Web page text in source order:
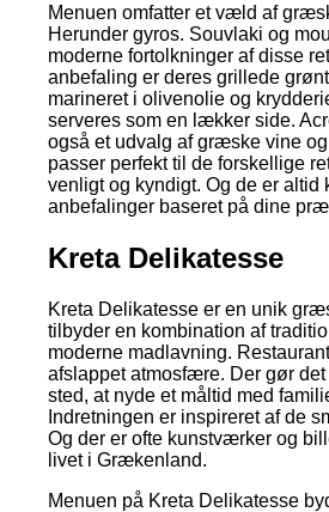
Menuen omfatter et væld af
Herunder gyros. Souvlaki og
moderne fortolkninger af disse
anbefaling er deres grillede
marineret i olivenolie og
serveres som en lækker side.
også et udvalg af græske vine
passer perfekt til de forskellige
venligt og kyndigt. Og de er altid
anbefalinger baseret på dine
Kreta Delikatesse
Kreta Delikatesse er en unik
tilbyder en kombination af
moderne madlavning.
afslappet atmosfære. Der gør
sted, at nyde et måltid med
Indretningen er inspireret af de
Og der er ofte kunstværker og
livet i Grækenland.
Menuen på Kreta Delikatesse